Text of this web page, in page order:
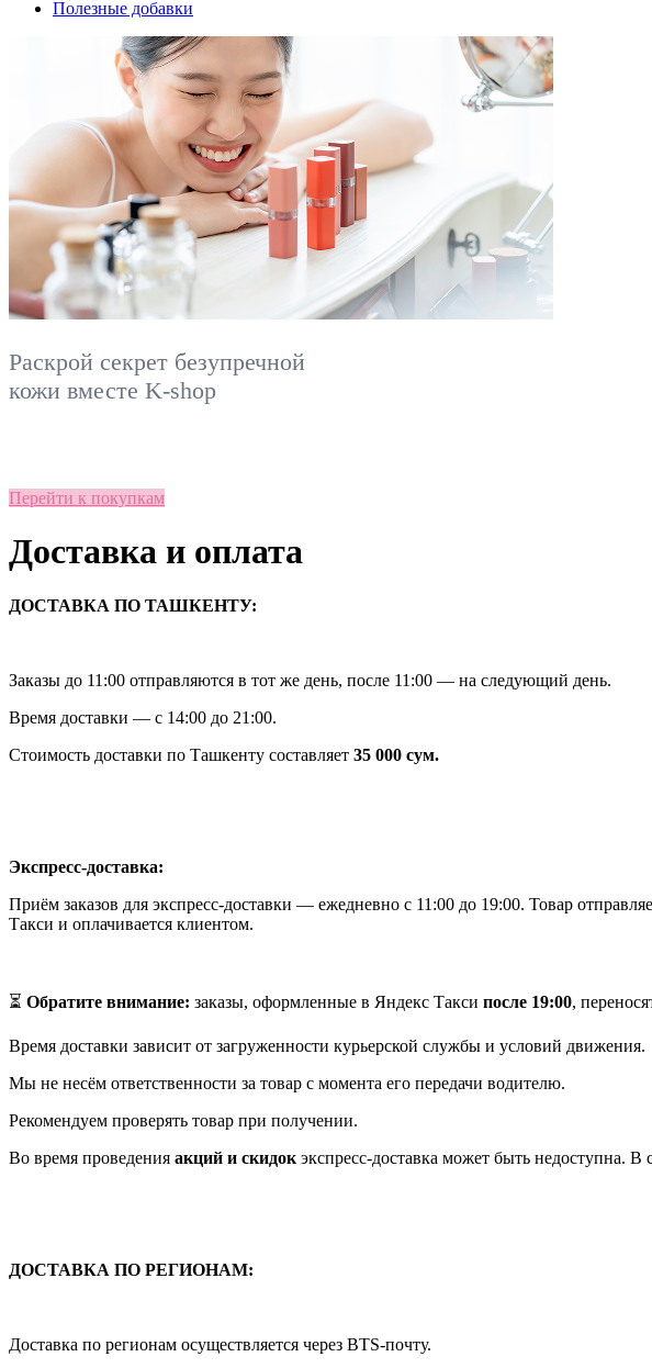
Полезные добавки
Раскрой секрет безупречной
кожи вместе K-shop
Перейти к покупкам
Доставка и оплата
ДОСТАВКА ПО ТАШКЕНТУ:
Заказы до 11:00 отправляются в тот же день, после 11:00 — на следующий день.
Время доставки — с 14:00 до 21:00.
Стоимость доставки по Ташкенту составляет 35 000 сум.
Экспресс‑доставка:
Приём заказов для экспресс‑доставки — ежедневно с 11:00 до 19:00. Товар
Такси и оплачивается клиентом.
⏳ Обратите внимание: заказы, оформленные в Яндекс Такси после 19:00,
Время доставки зависит от загруженности курьерской службы и условий движения.
Мы не несём ответственности за товар с момента его передачи водителю.
Рекомендуем проверять товар при получении.
Во время проведения акций и скидок экспресс-доставка может быть недоступна.
ДОСТАВКА ПО РЕГИОНАМ:
Доставка по регионам осуществляется через BTS-почту.